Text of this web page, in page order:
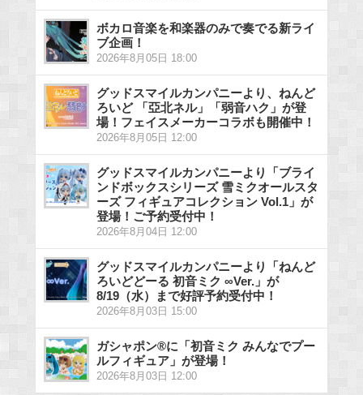
ボカロ音楽を和楽器のみで奏でる新ライ
ブ企画！
2026年8月05日 18:00
グッドスマイルカンパニーより、ねんど
ろいど 「亞北ネル」「弱音ハク」が登
場！フェイスメーカーコラボも開催中！
2026年8月05日 12:00
グッドスマイルカンパニーより「ブライ
ンドボックスシリーズ 雪ミクオールスタ
ーズ フィギュアコレクション Vol.1」が
登場！ご予約受付中！
2026年8月04日 12:00
グッドスマイルカンパニーより「ねんど
ろいどどーる 初音ミク ∞Ver.」が
8/19（水）まで好評予約受付中！
2026年8月03日 15:00
ガシャポン®に「初音ミク みんなでプー
ルフィギュア」が登場！
2026年8月03日 12:00